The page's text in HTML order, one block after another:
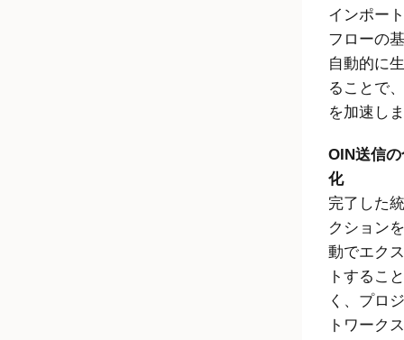
インポー
フローの
自動的に
ることで
を加速し
OIN送信
化
完了した
クション
動でエク
トするこ
く、プロ
トワーク